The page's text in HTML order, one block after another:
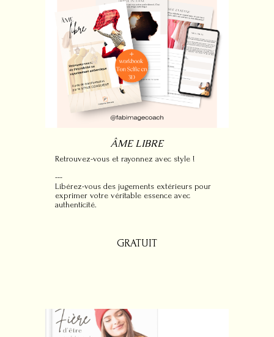
ÂME LIBRE
Retrouvez-vous et rayonnez avec style !
---
Libérez-vous des jugements extérieurs pour
exprimer votre véritable essence avec
authenticité.
GRATUIT